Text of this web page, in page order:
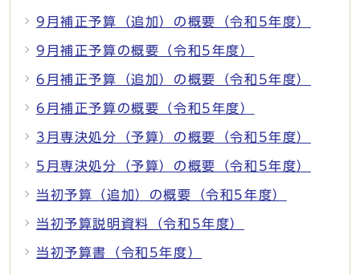
9月補正予算（追加）の概要（令和5年度）
9月補正予算の概要（令和5年度）
6月補正予算（追加）の概要（令和5年度）
6月補正予算の概要（令和5年度）
3月専決処分（予算）の概要（令和5年度）
5月専決処分（予算）の概要（令和5年度）
当初予算（追加）の概要（令和5年度）
当初予算説明資料（令和5年度）
当初予算書（令和5年度）